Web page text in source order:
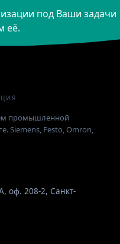
под Ваши задачи
её.
промышленной
Siemens, Festo, Omron,
оф. 208-2, Санкт-